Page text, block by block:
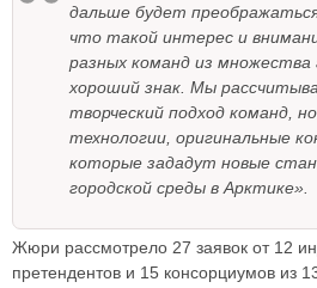
дальше будет
что такой интерес и
разных команд из
хороший знак. Мы
творческий подход команд,
технологии, оригинальные
которые зададут новые
городской среды в Арктике».
Жюри рассмотрело 27 заявок от 12
претендентов и 15 консорциумов из